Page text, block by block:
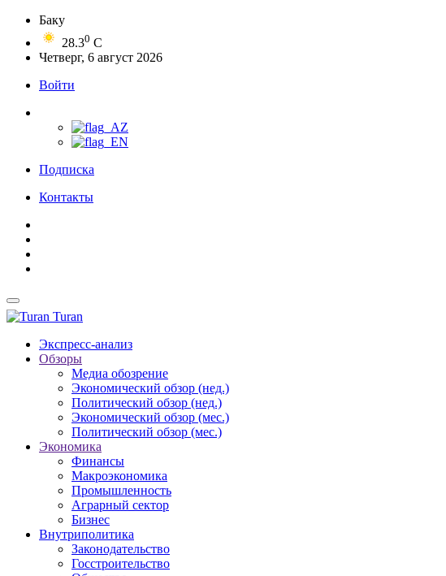
Баку
28.30 C
Четверг, 6 август 2026
Войти
Подписка
Контакты
Turan
Экспресс-анализ
Обзоры
Медиа обозрение
Экономический обзор (нед.)
Политический обзор (нед.)
Экономический обзор (мес.)
Политический обзор (мес.)
Экономика
Финансы
Макроэкономика
Промышленность
Аграрный сектор
Бизнес
Внутриполитика
Законодательство
Госстроительство